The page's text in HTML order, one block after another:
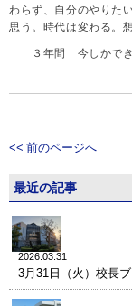
わらず、自分のやりた
思う。時代は変わる。
３年間 今しかでき
<< 前のページへ
最近の記事
2026.03.31
3月31日（火）校長